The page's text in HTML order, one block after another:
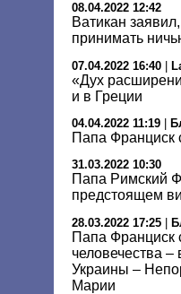
08.04.2022 12:42
Ватикан
принимать
07.04.2022 16:40 |
«Дух
и в Греции
04.04.2022 11:19
Папа Франциск
31.03.2022 10:30
Папа Римский
предстоящем
28.03.2022 17:25 |
Папа Франциск
человечества –
Украины –
Марии